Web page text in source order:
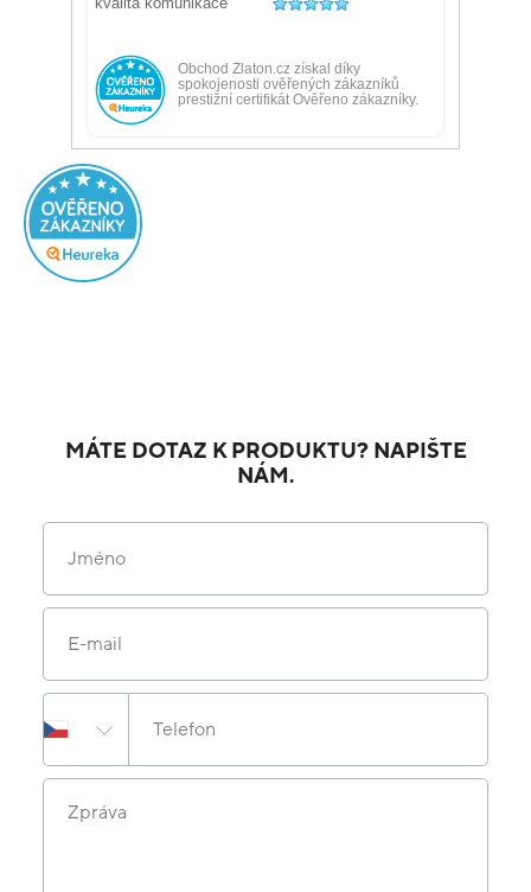
MÁTE DOTAZ K PRODUKTU? NAPIŠTE
NÁM.
Jméno
E-mail
Telefon
Zpráva